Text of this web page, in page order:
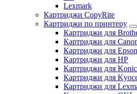
Lexmark
Картриджи CopyRite
Картриджи по принтеру
Картриджи для
Картриджи для
Картриджи для Epson
Картриджи для HP
Картриджи для
Картриджи для
Картриджи для